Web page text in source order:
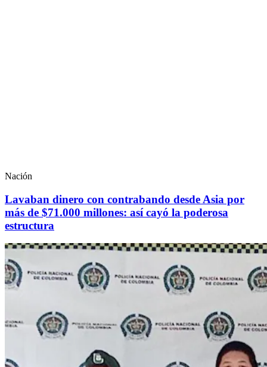
Nación
Lavaban dinero con contrabando desde Asia por
más de $71.000 millones: así cayó la poderosa
estructura